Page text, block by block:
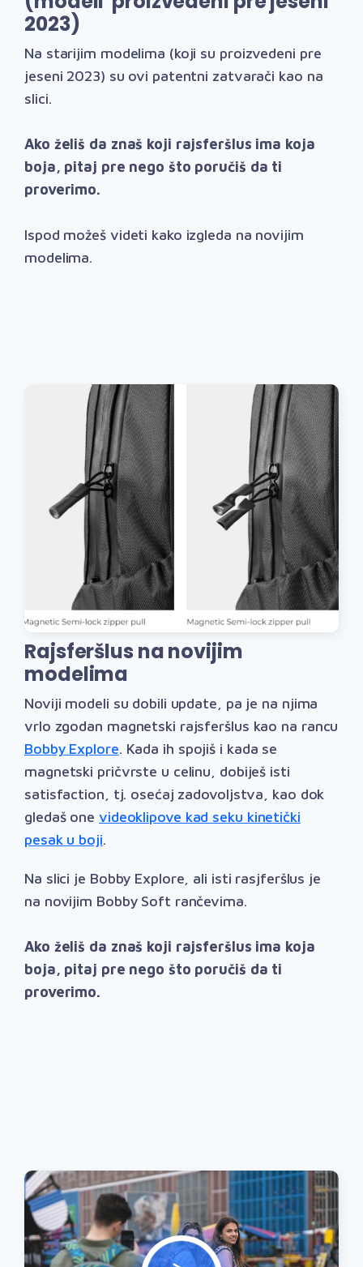
2023)
Na starijim modelima (koji su proizvedeni pre
jeseni 2023) su ovi patentni zatvarači kao na
slici.
Ako želiš da znaš koji rajsferšlus ima koja
boja, pitaj pre nego što poručiš da ti
proverimo.
Ispod možeš videti kako izgleda na novijim
modelima.
Rajsferšlus na novijim
modelima
Noviji modeli su dobili update, pa je na njima
vrlo zgodan magnetski rajsferšlus kao na rancu
Bobby Explore. Kada ih spojiš i kada se
magnetski pričvrste u celinu, dobiješ isti
satisfaction, tj. osećaj zadovoljstva, kao dok
gledaš one videoklipove kad seku kinetički
pesak u boji.
Na slici je Bobby Explore, ali isti rasjferšlus je
na novijim Bobby Soft rančevima.
Ako želiš da znaš koji rajsferšlus ima koja
boja, pitaj pre nego što poručiš da ti
proverimo.